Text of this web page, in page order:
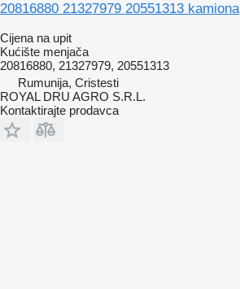
20816880 21327979 20551313 kamiona
Cijena na upit
Kućište menjača
20816880, 21327979, 20551313
Rumunija, Cristesti
ROYAL DRU AGRO S.R.L.
Kontaktirajte prodavca